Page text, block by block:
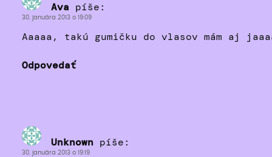
Ava píše:
30. januára 2013 o 19:09
Aaaaa, takú gumičku do vlasov mám aj
Odpovedať
Unknown píše:
30. januára 2013 o 19:19